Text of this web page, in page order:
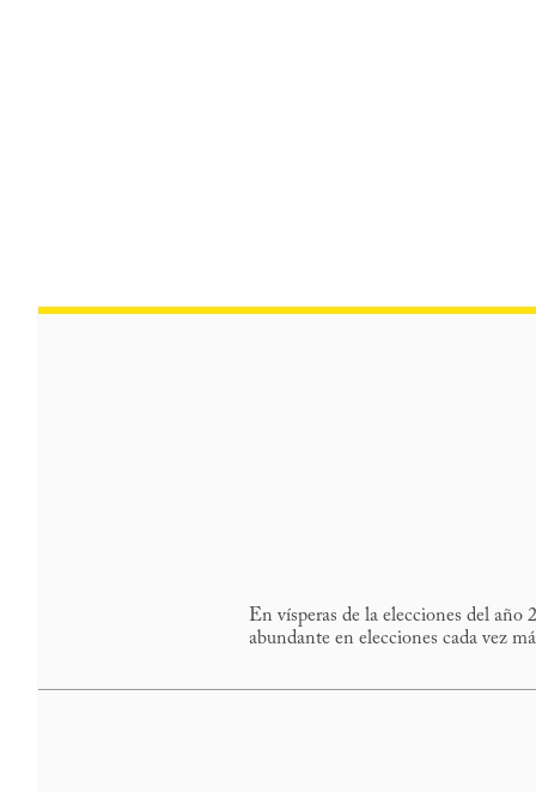
En vísperas de la elecciones del año
abundante en elecciones cada vez